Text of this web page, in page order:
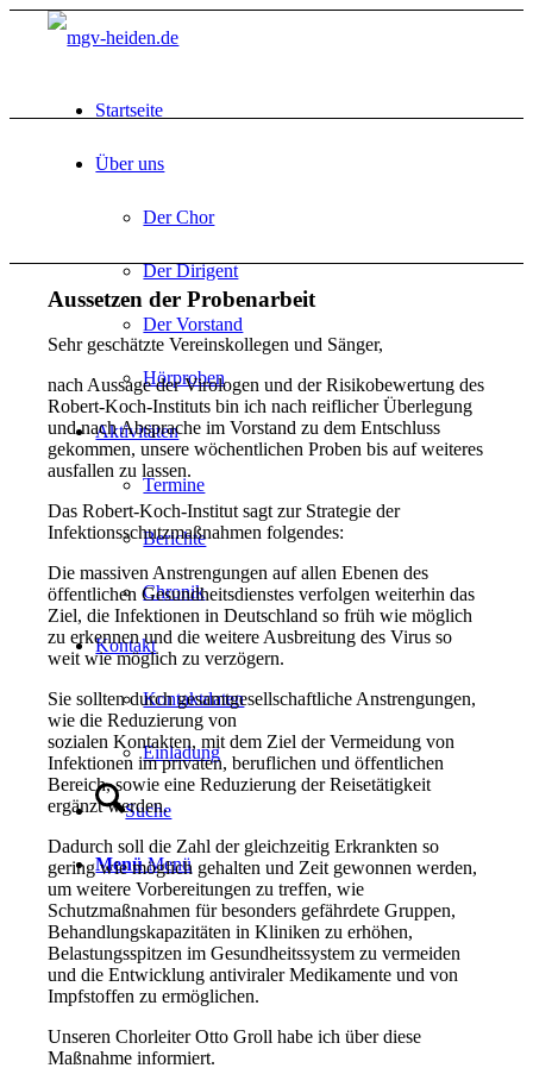
Startseite
Über uns
Der Chor
Der Dirigent
Der Vorstand
Hörproben
Aktivitäten
Termine
Berichte
Chronik
Kontakt
Kontaktdaten
Einladung
Suche
Menü Menü
Aussetzen der Probenarbeit
Sehr geschätzte Vereinskollegen und Sänger,
nach Aussage der Virologen und der Risikobewertung des
Robert-Koch-Instituts bin ich nach reiflicher Überlegung
und nach Absprache im Vorstand zu dem Entschluss
gekommen, unsere wöchentlichen Proben bis auf weiteres
ausfallen zu lassen.
Das Robert-Koch-Institut sagt zur Strategie der
Infektionsschutzmaßnahmen folgendes:
Die massiven Anstrengungen auf allen Ebenen des
öffentlichen Gesundheitsdienstes verfolgen weiterhin das
Ziel, die Infektionen in Deutschland so früh wie möglich
zu erkennen und die weitere Ausbreitung des Virus so
weit wie möglich zu verzögern.
Sie sollten durch gesamtgesellschaftliche Anstrengungen,
wie die Reduzierung von
sozialen Kontakten, mit dem Ziel der Vermeidung von
Infektionen im privaten, beruflichen und öffentlichen
Bereich, sowie eine Reduzierung der Reisetätigkeit
ergänzt werden.
Dadurch soll die Zahl der gleichzeitig Erkrankten so
gering wie möglich gehalten und Zeit gewonnen werden,
um weitere Vorbereitungen zu treffen, wie
Schutzmaßnahmen für besonders gefährdete Gruppen,
Behandlungskapazitäten in Kliniken zu erhöhen,
Belastungsspitzen im Gesundheitssystem zu vermeiden
und die Entwicklung antiviraler Medikamente und von
Impfstoffen zu ermöglichen.
Unseren Chorleiter Otto Groll habe ich über diese
Maßnahme informiert.